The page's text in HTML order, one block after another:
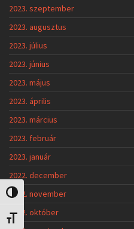
Nagy kontraszt váltása
Betűméret váltása
2023. szeptember
2023. augusztus
2023. július
2023. június
2023. május
2023. április
2023. március
2023. február
2023. január
2022. december
2022. november
2022. október